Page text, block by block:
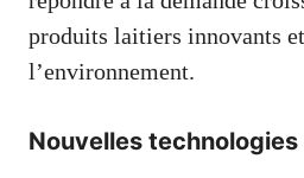
produits laitiers innovants
l’environnement.
Nouvelles